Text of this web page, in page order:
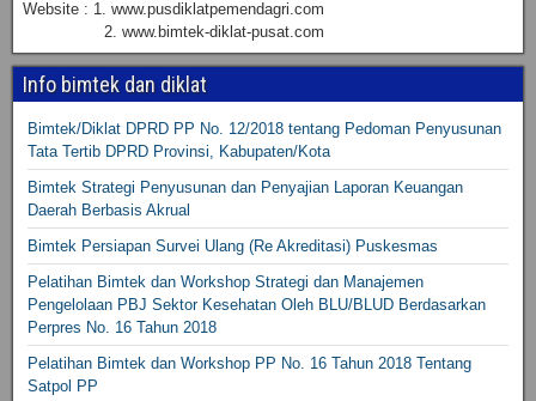
Website : 1. www.pusdiklatpemendagri.com
2. www.bimtek-diklat-pusat.com
Info bimtek dan diklat
Bimtek/Diklat DPRD PP No. 12/2018 tentang Pedoman Penyusunan
Tata Tertib DPRD Provinsi, Kabupaten/Kota
Bimtek Strategi Penyusunan dan Penyajian Laporan Keuangan
Daerah Berbasis Akrual
Bimtek Persiapan Survei Ulang (Re Akreditasi) Puskesmas
Pelatihan Bimtek dan Workshop Strategi dan Manajemen
Pengelolaan PBJ Sektor Kesehatan Oleh BLU/BLUD Berdasarkan
Perpres No. 16 Tahun 2018
Pelatihan Bimtek dan Workshop PP No. 16 Tahun 2018 Tentang
Satpol PP